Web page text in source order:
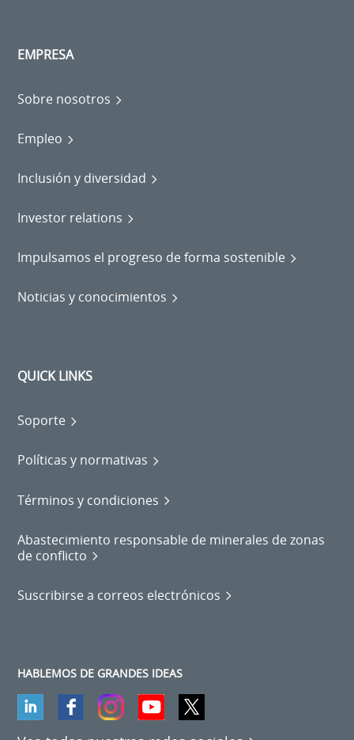
EMPRESA
Sobre nosotros
Empleo
Inclusión y diversidad
Investor relations
Impulsamos el progreso de forma sostenible
Noticias y conocimientos
QUICK LINKS
Soporte
Políticas y normativas
Términos y condiciones
Abastecimiento responsable de minerales de zonas
de conflicto
Suscribirse a correos electrónicos
HABLEMOS DE GRANDES IDEAS